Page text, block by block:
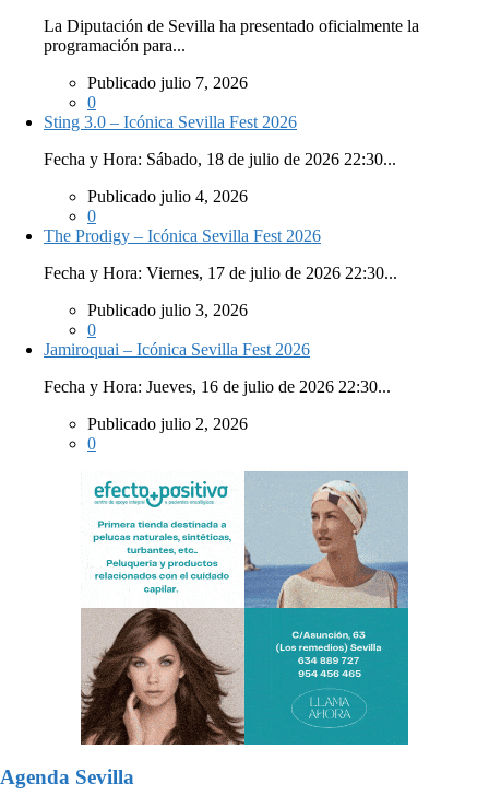
La Diputación de Sevilla ha presentado oficialmente la
programación para...
Publicado julio 7, 2026
0
Sting 3.0 – Icónica Sevilla Fest 2026
Fecha y Hora: Sábado, 18 de julio de 2026 22:30...
Publicado julio 4, 2026
0
The Prodigy – Icónica Sevilla Fest 2026
Fecha y Hora: Viernes, 17 de julio de 2026 22:30...
Publicado julio 3, 2026
0
Jamiroquai – Icónica Sevilla Fest 2026
Fecha y Hora: Jueves, 16 de julio de 2026 22:30...
Publicado julio 2, 2026
0
Agenda Sevilla